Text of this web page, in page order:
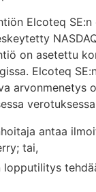
Elcoteq SE:n
on asetettu
Elcoteq
arvonmenetys
antaa
tai,
lopputilitys